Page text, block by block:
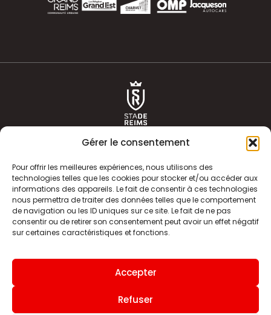
Gérer le consentement
Pour offrir les meilleures expériences, nous utilisons des
technologies telles que les cookies pour stocker et/ou accéder aux
informations des appareils. Le fait de consentir à ces technologies
nous permettra de traiter des données telles que le comportement
de navigation ou les ID uniques sur ce site. Le fait de ne pas
consentir ou de retirer son consentement peut avoir un effet négatif
sur certaines caractéristiques et fonctions.
Accepter
Refuser
ACTUALITÉS
CLUB
BOUTIQUE
HISTOIRE
ÉQUIPE PREMIERE
INFOS ET CONTACT